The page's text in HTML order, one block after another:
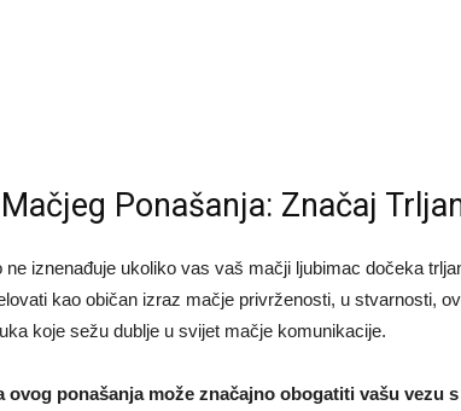
Ponašanja: Značaj
iznenađuje ukoliko vas vaš mačji ljubimac dočeka
kao običan izraz mačje privrženosti, u stvarnosti,
koje sežu dublje u svijet mačje komunikacije.
ovog ponašanja može značajno obogatiti vašu vezu